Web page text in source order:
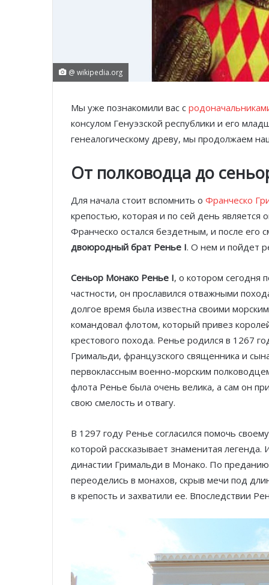
@ wikipedia.org
Мы уже познакомили вас с
консулом Генуэзской республики и его
генеалогическому древу, мы продолжаем
От полководца до
Для начала стоит вспомнить о Франческо
крепостью, которая и по сей день
Франческо остался бездетным, и после его
двоюродный брат Ренье I. О нем и пойдет
Сеньор Монако Ренье I, о котором сегодня
частности, он прославился отважными
долгое время была известна своими
командовал флотом, который привез
крестового похода. Ренье родился в 1267
Гримальди, французского священника и
первоклассным военно-морским
флота Ренье была очень велика, а сам он
свою смелость и отвагу.
В 1297 году Ренье согласился помочь
которой рассказывает знаменитая
династии Гримальди в Монако. По
переоделись в монахов, скрыв мечи под
в крепость и захватили ее. Впоследствии